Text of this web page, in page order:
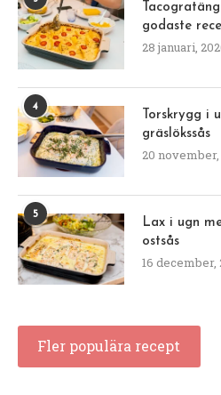
godaste
28 januari,
4
Torskrygg i
gräslökssås
20 november,
5
Lax i ugn
ostsås
16 december,
Fler populära recept